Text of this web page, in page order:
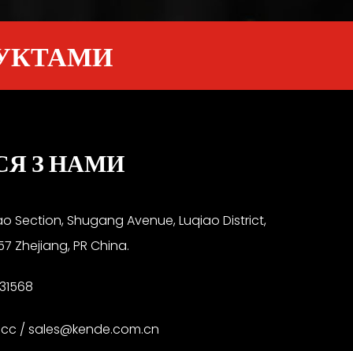
З НАМИ
Section, Shugang Avenue, Luqiao District,
Zhejiang, PR China.
/ sales@kende.com.cn